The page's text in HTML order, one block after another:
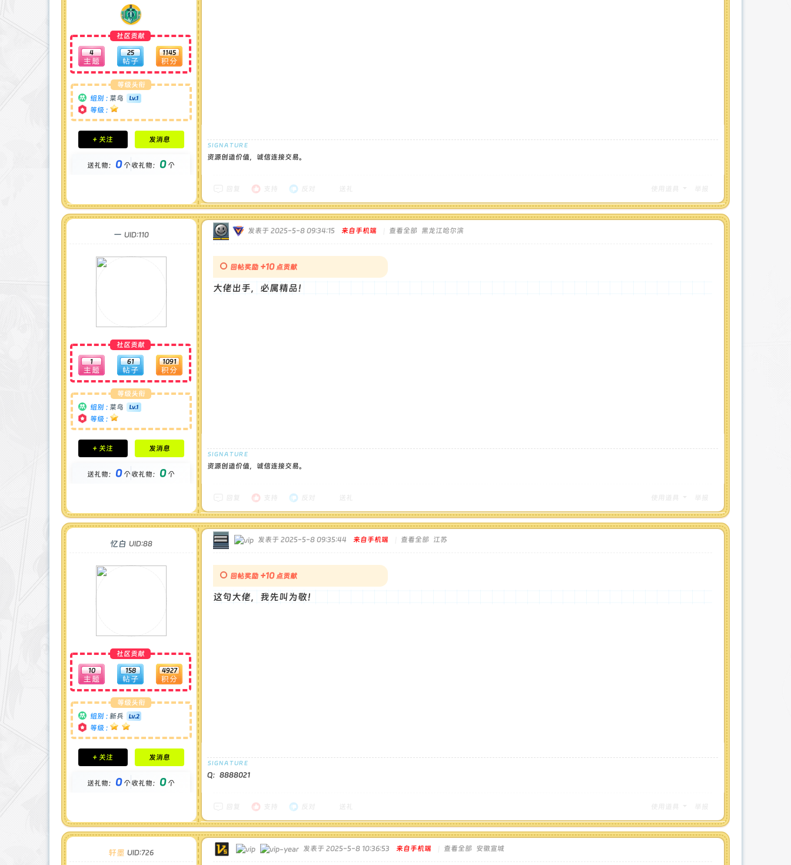
社区贡献
4 25 1145
等级头衔
组别 : 菜鸟
等级 :
积分成就
钻石 : 0 颗
金币 : 0 枚
+ 关注 发消息
送礼物： 0个收礼物： 0个
资源创造价值，诚信连接交易。
一 UID:110
社区贡献
1 61 1091
等级头衔
组别 : 菜鸟
等级 :
积分成就
钻石 : 0 颗
金币 : 0 枚
+ 关注 发消息
送礼物： 0个收礼物： 0个
发表于 2025-5-8 09:34:15 来自手机端 查看全部 黑龙江哈尔滨
回帖奖励 +10点贡献
大佬出手，必属精品！
资源创造价值，诚信连接交易。
忆白 UID:88
社区贡献
10 158 4927
等级头衔
组别 : 新兵
等级 :
积分成就
钻石 : 0 颗
金币 : 0 枚
+ 关注 发消息
送礼物： 0个收礼物： 0个
发表于 2025-5-8 09:35:44 来自手机端 查看全部 江苏
回帖奖励 +10点贡献
这句大佬，我先叫为敬！
Q：8888021
轩墨 UID:726 发表于 2025-5-8 10:36:53 来自手机端 查看全部 安徽宣城